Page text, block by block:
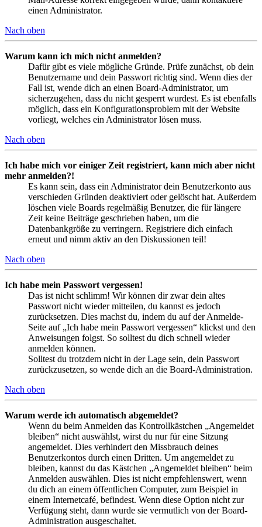
einen Administrator.
Nach oben
Warum kann ich mich nicht anmelden?
Dafür gibt es viele mögliche Gründe. Prüfe zunächst, ob dein
Benutzername und dein Passwort richtig sind. Wenn dies der
Fall ist, wende dich an einen Board-Administrator, um
sicherzugehen, dass du nicht gesperrt wurdest. Es ist ebenfalls
möglich, dass ein Konfigurationsproblem mit der Website
vorliegt, welches ein Administrator lösen muss.
Nach oben
Ich habe mich vor einiger Zeit registriert, kann mich aber nicht
mehr anmelden?!
Es kann sein, dass ein Administrator dein Benutzerkonto aus
verschieden Gründen deaktiviert oder gelöscht hat. Außerdem
löschen viele Boards regelmäßig Benutzer, die für längere
Zeit keine Beiträge geschrieben haben, um die
Datenbankgröße zu verringern. Registriere dich einfach
erneut und nimm aktiv an den Diskussionen teil!
Nach oben
Ich habe mein Passwort vergessen!
Das ist nicht schlimm! Wir können dir zwar dein altes
Passwort nicht wieder mitteilen, du kannst es jedoch
zurücksetzen. Dies machst du, indem du auf der Anmelde-
Seite auf „Ich habe mein Passwort vergessen“ klickst und den
Anweisungen folgst. So solltest du dich schnell wieder
anmelden können.
Solltest du trotzdem nicht in der Lage sein, dein Passwort
zurückzusetzen, so wende dich an die Board-Administration.
Nach oben
Warum werde ich automatisch abgemeldet?
Wenn du beim Anmelden das Kontrollkästchen „Angemeldet
bleiben“ nicht auswählst, wirst du nur für eine Sitzung
angemeldet. Dies verhindert den Missbrauch deines
Benutzerkontos durch einen Dritten. Um angemeldet zu
bleiben, kannst du das Kästchen „Angemeldet bleiben“ beim
Anmelden auswählen. Dies ist nicht empfehlenswert, wenn
du dich an einem öffentlichen Computer, zum Beispiel in
einem Internetcafé, befindest. Wenn diese Option nicht zur
Verfügung steht, dann wurde sie vermutlich von der Board-
Administration ausgeschaltet.